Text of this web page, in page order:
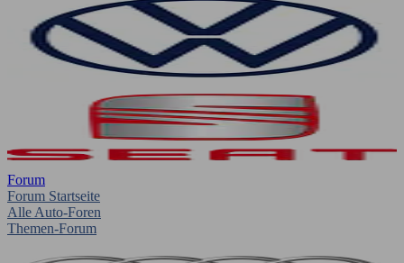
Forum
Forum Startseite
Alle Auto-Foren
Themen-Forum